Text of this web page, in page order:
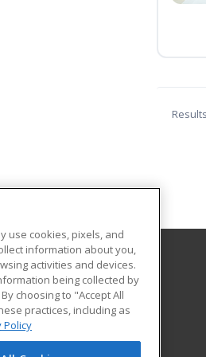
University
Education
US
use cookies, pixels, and
information about you,
activities and devices.
being collected by
choosing to "Accept All
practices, including as
Policy